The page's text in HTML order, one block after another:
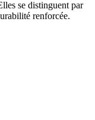
se distinguent par
renforcée.